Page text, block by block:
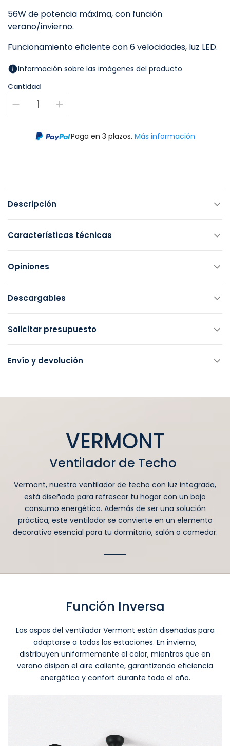
56W de potencia máxima, con función
verano/invierno.
Funcionamiento eficiente con 6 velocidades, luz LED.
Información sobre las imágenes del producto
Cantidad
Paga en 3 plazos. Más información
Descripción
Características técnicas
Opiniones
Descargables
Solicitar presupuesto
Envío y devolución
VERMONT
Ventilador de Techo
Vermont, nuestro ventilador de techo con luz integrada,
está diseñado para refrescar tu hogar con un bajo
consumo energético. Además de ser una solución
práctica, este ventilador se convierte en un elemento
decorativo esencial para tu dormitorio, salón o comedor.
Función Inversa
Las aspas del ventilador Vermont están diseñadas para
adaptarse a todas las estaciones. En invierno,
distribuyen uniformemente el calor, mientras que en
verano disipan el aire caliente, garantizando eficiencia
energética y confort durante todo el año.